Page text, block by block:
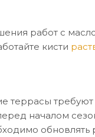
работ с
кисти
террасы
началом
обновлять